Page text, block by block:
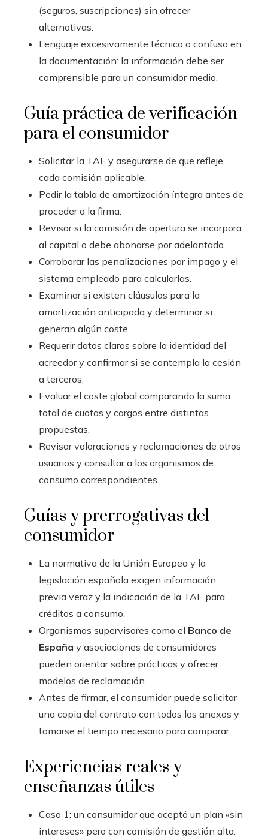
(seguros, suscripciones) sin ofrecer
alternativas.
Lenguaje excesivamente técnico o confuso en
la documentación: la información debe ser
comprensible para un consumidor medio.
Guía práctica de verificación
para el consumidor
Solicitar la TAE y asegurarse de que refleje
cada comisión aplicable.
Pedir la tabla de amortización íntegra antes de
proceder a la firma.
Revisar si la comisión de apertura se incorpora
al capital o debe abonarse por adelantado.
Corroborar las penalizaciones por impago y el
sistema empleado para calcularlas.
Examinar si existen cláusulas para la
amortización anticipada y determinar si
generan algún coste.
Requerir datos claros sobre la identidad del
acreedor y confirmar si se contempla la cesión
a terceros.
Evaluar el coste global comparando la suma
total de cuotas y cargos entre distintas
propuestas.
Revisar valoraciones y reclamaciones de otros
usuarios y consultar a los organismos de
consumo correspondientes.
Guías y prerrogativas del
consumidor
La normativa de la Unión Europea y la
legislación española exigen información
previa veraz y la indicación de la TAE para
créditos a consumo.
Organismos supervisores como el Banco de
España y asociaciones de consumidores
pueden orientar sobre prácticas y ofrecer
modelos de reclamación.
Antes de firmar, el consumidor puede solicitar
una copia del contrato con todos los anexos y
tomarse el tiempo necesario para comparar.
Experiencias reales y
enseñanzas útiles
Caso 1: un consumidor que aceptó un plan «sin
intereses» pero con comisión de gestión alta.